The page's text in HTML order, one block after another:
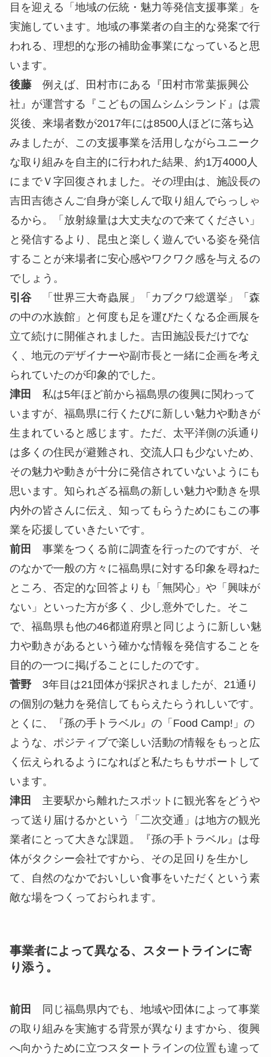
目を迎える「地域の伝統・魅力等発信支援事業」を
実施しています。地域の事業者の自主的な発案で行
われる、理想的な形の補助金事業になっていると思
います。
後藤 例えば、田村市にある『田村市常葉振興公
社』が運営する『こどもの国ムシムシランド』は震
災後、来場者数が2017年には8500人ほどに落ち込
みましたが、この支援事業を活用しながらユニーク
な取り組みを自主的に行われた結果、約1万4000人
にまでＶ字回復されました。その理由は、施設長の
吉田吉徳さんご自身が楽しんで取り組んでらっしゃ
るから。「放射線量は大丈夫なので来てください」
と発信するより、昆虫と楽しく遊んでいる姿を発信
することが来場者に安心感やワクワク感を与えるの
でしょう。
引谷 「世界三大奇蟲展」「カブクワ総選挙」「森
の中の水族館」と何度も足を運びたくなる企画展を
立て続けに開催されました。吉田施設長だけでな
く、地元のデザイナーや副市長と一緒に企画を考え
られていたのが印象的でした。
津田
私は5年ほど前から福島県の復興に関わって
いますが、福島県に行くたびに新しい魅力や動きが
生まれていると感じます。ただ、太平洋側の浜通り
は多くの住民が避難され、交流人口も少ないため、
その魅力や動きが十分に発信されていないようにも
思います。知られざる福島の新しい魅力や動きを県
内外の皆さんに伝え、知ってもらうためにもこの事
業を応援していきたいです。
前田
事業をつくる前に調査を行ったのですが、そ
のなかで一般の方々に福島県に対する印象を尋ねた
ところ、否定的な回答よりも「無関心」や「興味が
ない」といった方が多く、少し意外でした。そこ
で、福島県も他の46都道府県と同じように新しい魅
力や動きがあるという確かな情報を発信することを
目的の一つに掲げることにしたのです。
菅野 3年目は21団体が採択されましたが、21通り
の個別の魅力を発信してもらえたらうれしいです。
とくに、『孫の手トラベル』の「Food Camp!」の
ような、ポジティブで楽しい活動の情報をもっと広
く伝えられるようになればと私たちもサポートして
います。
津田
主要駅から離れたスポットに観光客をどうや
って送り届けるかという「二次交通」は地方の観光
業者にとって大きな課題。『孫の手トラベル』は母
体がタクシー会社ですから、その足回りを生かし
て、自然のなかでおいしい食事をいただくという素
敵な場をつくっておられます。
事業者によって異なる、スタートラインに寄
り添う。
前田
同じ福島県内でも、地域や団体によって事業
の取り組みを実施する背景が異なりますから、復興
へ向かうために立つスタートラインの位置も違って